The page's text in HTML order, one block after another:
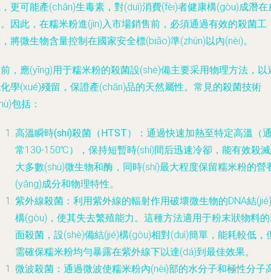
更可能產(chǎn)生毒素，對(duì)消費(fèi)者健康構(gòu)成潛在
因此，在糯米粉進(jìn)入市場銷售前，必須通過有效的殺菌工
將微生物含量控制在國家安全標(biāo)準(zhǔn)以內(nèi)。
，應(yīng)用于糯米粉的殺菌設(shè)備主要采用物理方法，以
學(xué)殘留，保證產(chǎn)品的天然屬性。常見的殺菌技術
包括：
高溫瞬時(shí)殺菌（HTST）
：通過快速加熱至特定高溫（
常130-150℃），保持短暫時(shí)間后迅速冷卻，能有效殺
大多數(shù)微生物和酶，同時(shí)最大程度保留糯米粉的營
(yǎng)成分和物理特性。
紫外線殺菌 ：利用紫外線的輻射作用破壞微生物的DNA結(jié)
構(gòu)，使其失去繁殖能力。這種方法適用于粉末狀物料
面殺菌，設(shè)備結(jié)構(gòu)相對(duì)簡單，能耗較低，
需確保糯米粉均勻暴露在紫外線下以達(dá)到最佳效果。
微波殺菌 ：通過微波使糯米粉內(nèi)部的水分子和極性分子